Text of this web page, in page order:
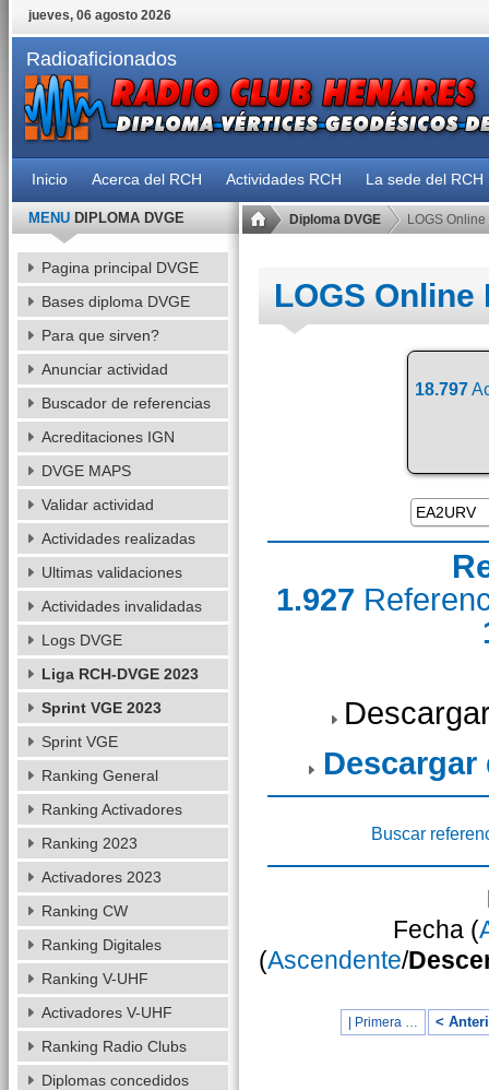
jueves, 06 agosto 2026
Radioaficionados
Inicio Acerca del RCH Actividades RCH La sede del RCH
Diploma DVGE LOGS Online
LOGS Online
18.797
1.927
Descargar
Buscar
Fecha (
(Ascendente/
| Primera … <
MENUDIPLOMA DVGE
Pagina principal DVGE
Bases diploma DVGE
Para que sirven?
Anunciar actividad
Buscador de referencias
Acreditaciones IGN
DVGE MAPS
Validar actividad
Actividades realizadas
Ultimas validaciones
Actividades invalidadas
Logs DVGE
Liga RCH-DVGE 2023
Sprint VGE 2023
Sprint VGE
Ranking General
Ranking Activadores
Ranking 2023
Activadores 2023
Ranking CW
Ranking Digitales
Ranking V-UHF
Activadores V-UHF
Ranking Radio Clubs
Diplomas concedidos